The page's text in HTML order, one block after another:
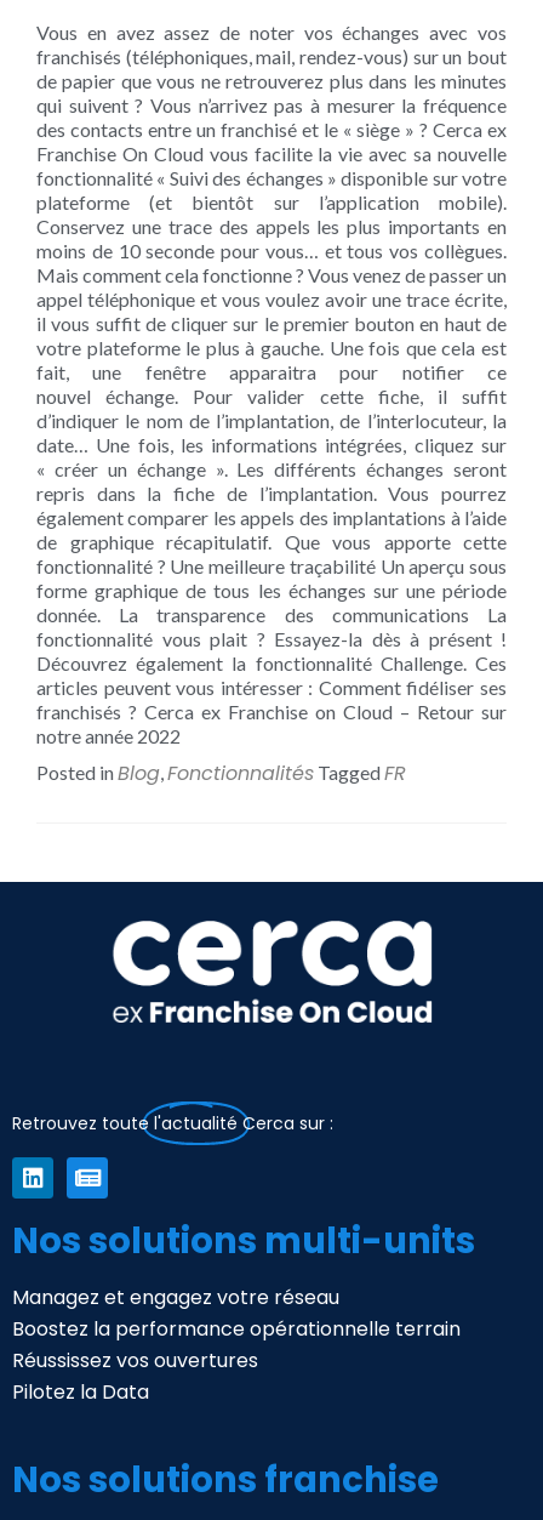
Vous en avez assez de noter vos échanges avec vos
franchisés (téléphoniques, mail, rendez-vous) sur un bout
de papier que vous ne retrouverez plus dans les minutes
qui suivent ? Vous n’arrivez pas à mesurer la fréquence
des contacts entre un franchisé et le « siège » ? Cerca ex
Franchise On Cloud vous facilite la vie avec sa nouvelle
fonctionnalité « Suivi des échanges » disponible sur votre
plateforme (et bientôt sur l’application mobile).
Conservez une trace des appels les plus importants en
moins de 10 seconde pour vous… et tous vos collègues.
Mais comment cela fonctionne ? Vous venez de passer un
appel téléphonique et vous voulez avoir une trace écrite,
il vous suffit de cliquer sur le premier bouton en haut de
votre plateforme le plus à gauche. Une fois que cela est
fait, une fenêtre apparaitra pour notifier ce
nouvel échange. Pour valider cette fiche, il suffit
d’indiquer le nom de l’implantation, de l’interlocuteur, la
date… Une fois, les informations intégrées, cliquez sur
« créer un échange ». Les différents échanges seront
repris dans la fiche de l’implantation. Vous pourrez
également comparer les appels des implantations à l’aide
de graphique récapitulatif. Que vous apporte cette
fonctionnalité ? Une meilleure traçabilité Un aperçu sous
forme graphique de tous les échanges sur une période
donnée. La transparence des communications La
fonctionnalité vous plait ? Essayez-la dès à présent !
Découvrez également la fonctionnalité Challenge. Ces
articles peuvent vous intéresser : Comment fidéliser ses
franchisés ? Cerca ex Franchise on Cloud – Retour sur
notre année 2022
Posted inBlog,Fonctionnalités TaggedFR
Retrouvez toute l'actualité Cerca sur :
Nos solutions multi-units
Managez et engagez votre réseau
Boostez la performance opérationnelle terrain
Réussissez vos ouvertures
Pilotez la Data
Nos solutions franchise